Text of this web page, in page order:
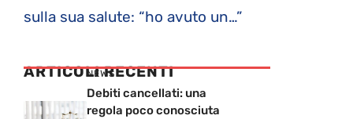
sulla sua salute: “ho avuto un…”
ARTICOLI RECENTI
NEWS
Debiti cancellati: una
regola poco conosciuta